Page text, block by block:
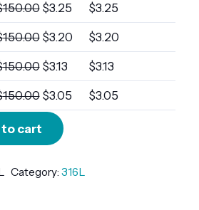
150.00 $3.25 $3.25
150.00 $3.20 $3.20
150.00 $3.13 $3.13
150.00 $3.05 $3.05
to cart
Category: 316L